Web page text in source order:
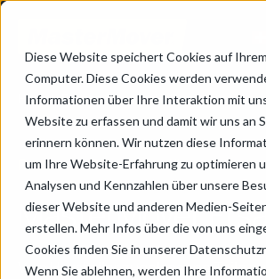
Diese Website speichert Cookies auf Ihrem
Computer. Diese Cookies werden
Informationen über Ihre Interaktion mit
Website zu erfassen und damit wir uns an
erinnern können. Wir nutzen diese
um Ihre Website-Erfahrung zu optimieren
Analysen und Kennzahlen über unsere
dieser Website und anderen Medien-
erstellen. Mehr Infos über die von uns
Cookies finden Sie in unserer
Wenn Sie ablehnen, werden Ihre
Home/ Service & Support/ Ersatzteile
MasterMover
Passende Ersatzteile für Ihr
Vom Hersteller zugelassene Teile